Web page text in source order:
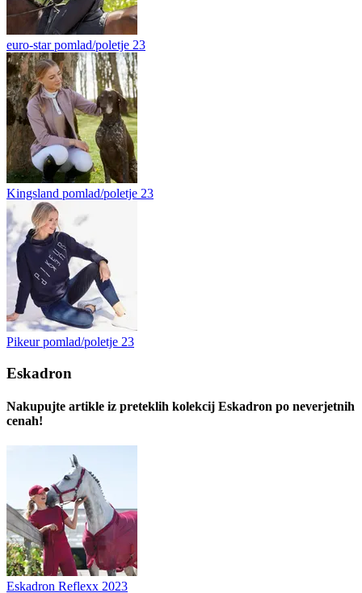
euro-star pomlad/poletje 23
Kingsland pomlad/poletje 23
Pikeur pomlad/poletje 23
Eskadron
Nakupujte artikle iz preteklih kolekcij Eskadron po neverjetnih
cenah!
Eskadron Reflexx 2023